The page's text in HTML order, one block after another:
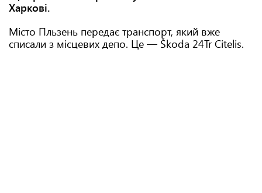
Харкові.
Місто Пльзень передає транспорт, який вже
списали з місцевих депо. Це — Škoda 24Tr Citelis.